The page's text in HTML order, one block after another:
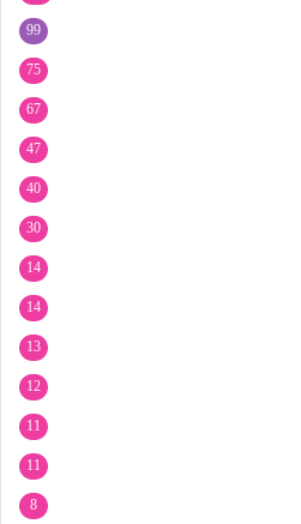
99
75
67
47
40
30
14
14
13
12
11
11
8